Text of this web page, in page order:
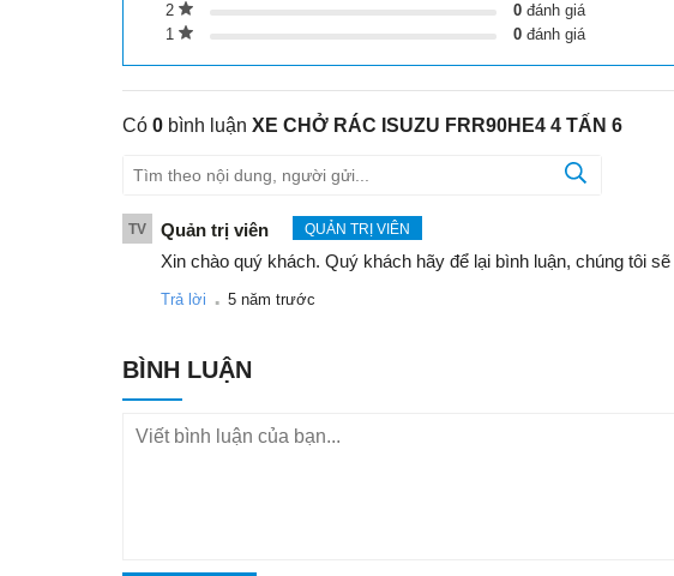
2
0 đánh giá
1
0 đánh giá
Có 0 bình luận XE CHỞ RÁC ISUZU FRR90HE4 4 TẤN 6
TV Quản trị viên QUẢN TRỊ VIÊN
Xin chào quý khách. Quý khách hãy để lại bình luận, chúng tôi
Trả lời . 5 năm trước
BÌNH LUẬN